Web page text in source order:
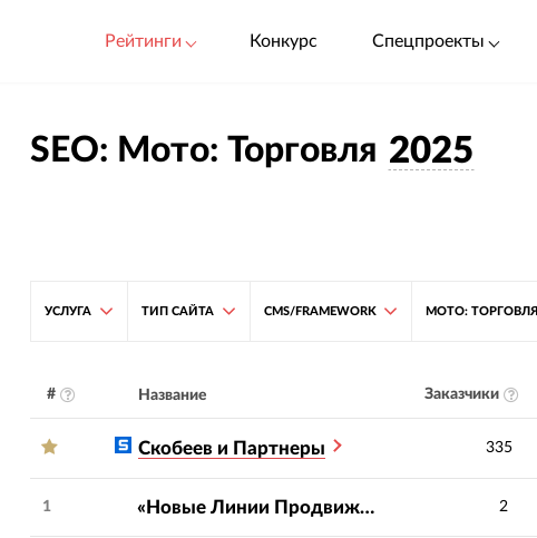
Рейтинги Конкурс Спецпроекты
SEO: Мото: Торговля 2025
УСЛУГА ТИП САЙТА CMS/FRAMEWORK МОТО: ТОРГОВЛЯ
# Название Заказчики
Скобеев и Партнеры 335
1 «Новые Линии Продвижения» 2